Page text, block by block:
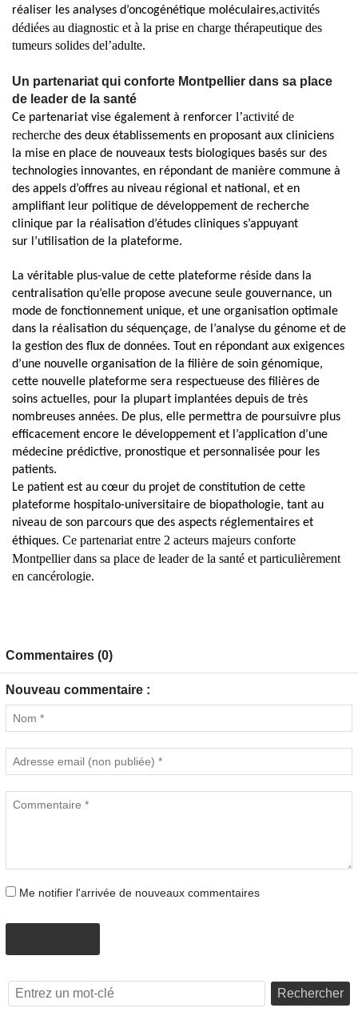
réaliser les analyses d’oncogénétique moléculaires,activités
dédiées au diagnostic et à la prise en charge thérapeutique des
tumeurs solides del’adulte.
Un partenariat qui conforte Montpellier dans sa place
de leader de la santé
Ce partenariat vise également à renforcer l’activité de
recherche des deux établissements en proposant aux cliniciens
la mise en place de nouveaux tests biologiques basés sur des
technologies innovantes, en répondant de manière commune à
des appels d’offres au niveau régional et national, et en
amplifiant leur politique de développement de recherche
clinique par la réalisation d’études cliniques s’appuyant
sur l’utilisation de la plateforme.
La véritable plus-value de cette plateforme réside dans la
centralisation qu’elle propose avecune seule gouvernance, un
mode de fonctionnement unique, et une organisation optimale
dans la réalisation du séquençage, de l’analyse du génome et de
la gestion des flux de données. Tout en répondant aux exigences
d’une nouvelle organisation de la filière de soin génomique,
cette nouvelle plateforme sera respectueuse des filières de
soins actuelles, pour la plupart implantées depuis de très
nombreuses années. De plus, elle permettra de poursuivre plus
efficacement encore le développement et l’application d’une
médecine prédictive, pronostique et personnalisée pour les
patients.
Le patient est au cœur du projet de constitution de cette
plateforme hospitalo-universitaire de biopathologie, tant au
niveau de son parcours que des aspects réglementaires et
éthiques. Ce partenariat entre 2 acteurs majeurs conforte
Montpellier dans sa place de leader de la santé et particulièrement
en cancérologie.
Commentaires (0)
Nouveau commentaire :
Me notifier l'arrivée de nouveaux commentaires
Rechercher